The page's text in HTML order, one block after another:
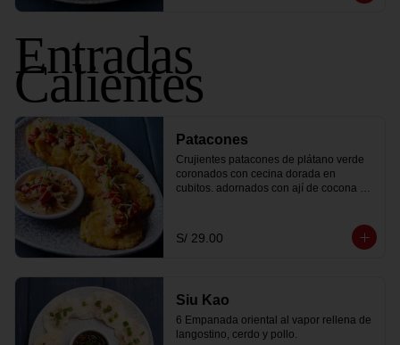
Entradas
Calientes
Patacones
Crujientes patacones de plátano verde
coronados con cecina dorada en
cubitos. adornados con ají de cocona
S/ 29.00
Siu Kao
6 Empanada oriental al vapor rellena de
langostino, cerdo y pollo.